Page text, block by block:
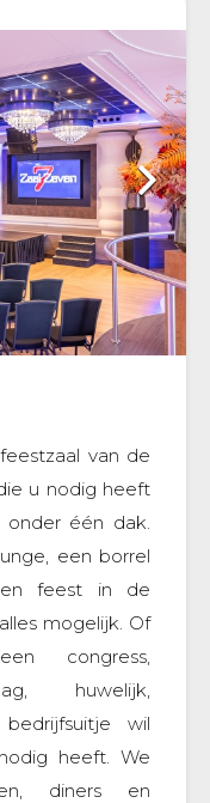
van de
u nodig heeft
één dak.
een borrel
feest in de
mogelijk. Of
congress,
huwelijk,
wil
heeft. We
diners en